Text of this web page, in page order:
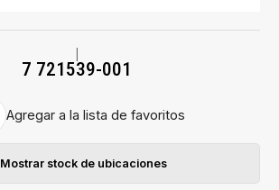
7 721539-001
Agregar a la lista de favoritos
Mostrar stock de ubicaciones